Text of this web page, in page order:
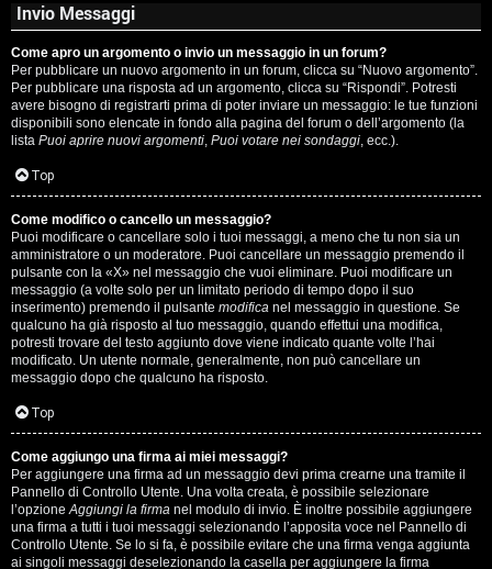
Invio Messaggi
Come apro un argomento o invio un messaggio in un forum?
Per pubblicare un nuovo argomento in un forum, clicca su “Nuovo argomento”.
Per pubblicare una risposta ad un argomento, clicca su “Rispondi”. Potresti
avere bisogno di registrarti prima di poter inviare un messaggio: le tue funzioni
disponibili sono elencate in fondo alla pagina del forum o dell’argomento (la
lista Puoi aprire nuovi argomenti, Puoi votare nei sondaggi, ecc.).
Top
Come modifico o cancello un messaggio?
Puoi modificare o cancellare solo i tuoi messaggi, a meno che tu non sia un
amministratore o un moderatore. Puoi cancellare un messaggio premendo il
pulsante con la «X» nel messaggio che vuoi eliminare. Puoi modificare un
messaggio (a volte solo per un limitato periodo di tempo dopo il suo
inserimento) premendo il pulsante modifica nel messaggio in questione. Se
qualcuno ha già risposto al tuo messaggio, quando effettui una modifica,
potresti trovare del testo aggiunto dove viene indicato quante volte l’hai
modificato. Un utente normale, generalmente, non può cancellare un
messaggio dopo che qualcuno ha risposto.
Top
Come aggiungo una firma ai miei messaggi?
Per aggiungere una firma ad un messaggio devi prima crearne una tramite il
Pannello di Controllo Utente. Una volta creata, è possibile selezionare
l’opzioneAggiungi la firma nel modulo di invio. È inoltre possibile aggiungere
una firma a tutti i tuoi messaggi selezionando l’apposita voce nel Pannello di
Controllo Utente. Se lo si fa, è possibile evitare che una firma venga aggiunta
ai singoli messaggi deselezionando la casella per aggiungere la firma
P
e
r
c
o
r
s
i
M
u
s
i
c
a
l